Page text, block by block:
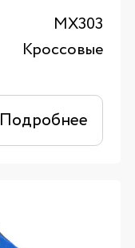
MX303
Кроссовые
Подробнее